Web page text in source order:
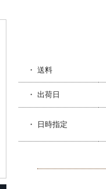
・ 送料
・ 出荷日
・ 日時指定